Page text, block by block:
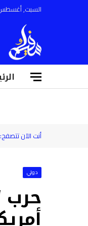
السبت, أغسطس 8,
أنت الآن تتصفح:
دولي
حرب